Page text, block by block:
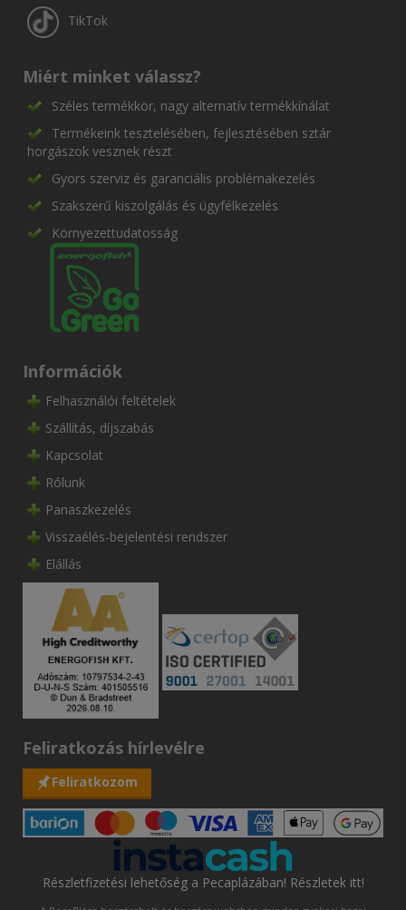
TikTok
Miért minket válassz?
Széles termékkör, nagy alternatív termékkínálat
Termékeink tesztelésében, fejlesztésében sztár
horgászok vesznek részt
Gyors szerviz és garanciális problémakezelés
Szakszerű kiszolgálás és ügyfélkezelés
Környezettudatosság
Információk
Felhasználói feltételek
Szállítás, díjszabás
Kapcsolat
Rólunk
Panaszkezelés
Visszaélés-bejelentési rendszer
Elállás
Feliratkozás hírlevélre
Feliratkozom
Részletfizetési lehetőség a Pecaplázában! Részletek itt!